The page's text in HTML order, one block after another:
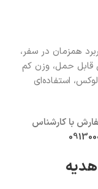
همزمان در سفر،
قابل حمل، وزن کم
استفاده‌ای
با کارشناس
هدیه